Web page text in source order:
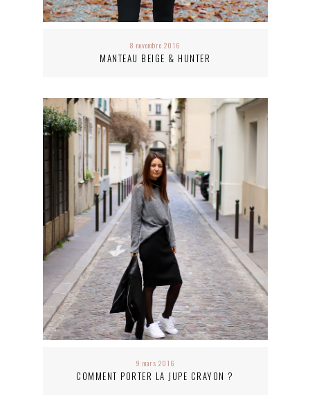
8 novembre 2016
MANTEAU BEIGE & HUNTER
9 mars 2016
COMMENT PORTER LA JUPE CRAYON ?